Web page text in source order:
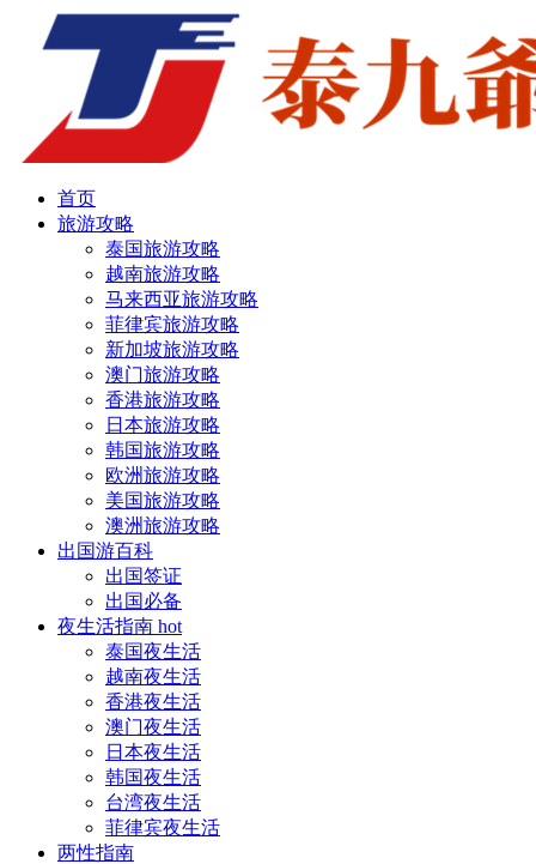
首页
旅游攻略
泰国旅游攻略
越南旅游攻略
马来西亚旅游攻略
菲律宾旅游攻略
新加坡旅游攻略
澳门旅游攻略
香港旅游攻略
日本旅游攻略
韩国旅游攻略
欧洲旅游攻略
美国旅游攻略
澳洲旅游攻略
出国游百科
出国签证
出国必备
夜生活指南 hot
泰国夜生活
越南夜生活
香港夜生活
澳门夜生活
日本夜生活
韩国夜生活
台湾夜生活
菲律宾夜生活
两性指南